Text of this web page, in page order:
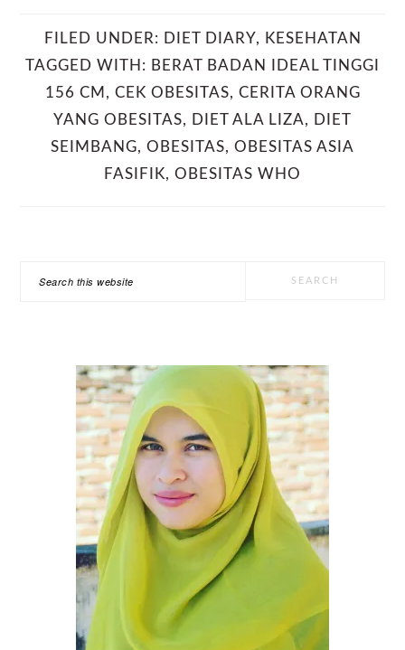
FILED UNDER: DIET DIARY, KESEHATAN
TAGGED WITH: BERAT BADAN IDEAL TINGGI
156 CM , CEK OBESITAS, CERITA ORANG
YANG OBESITAS, DIET ALA LIZA, DIET
SEIMBANG, OBESITAS, OBESITAS ASIA
FASIFIK, OBESITAS WHO
Search